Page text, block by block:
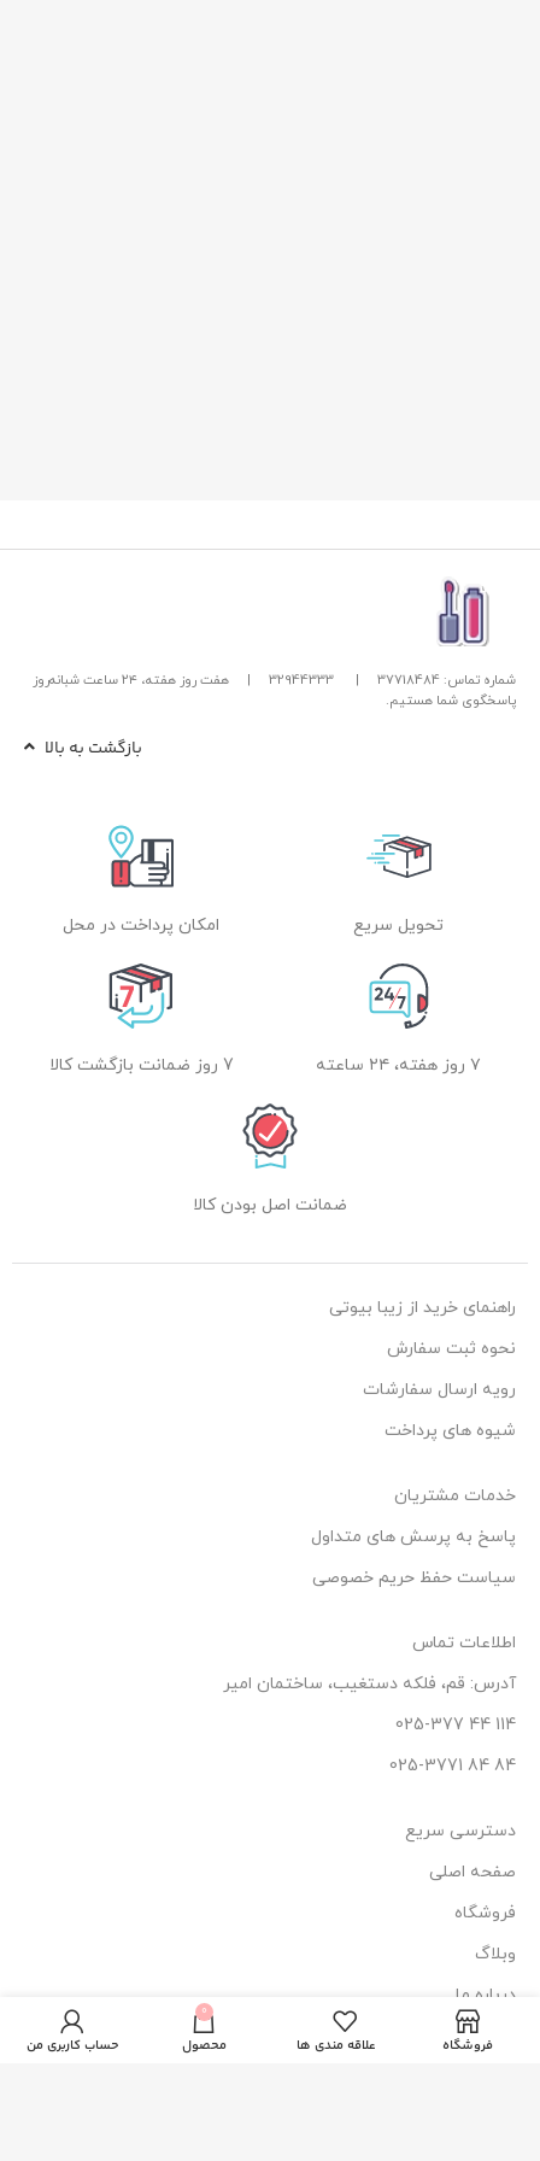
شماره تماس: 37718484 |
32944333
|
هفت روز هفته، ۲۴ ساعت شبانه‌روز
پاسخگوی شما هستیم.
بازگشت به بالا
تحویل سریع امکان پرداخت در محل
۷ روز هفته، ۲۴ ساعته 7 روز ضمانت بازگشت کالا
ضمانت اصل بودن کالا
راهنمای خرید از زیبا بیوتی
نحوه ثبت سفارش
رویه ارسال سفارشات
شیوه های پرداخت
خدمات مشتریان
پاسخ به پرسش های متداول
سیاست حفظ حریم خصوصی
اطلاعات تماس
آدرس: قم، فلکه دستغیب، ساختمان امیر
114 44 025-377
84 84 025-3771
دسترسی سریع
صفحه اصلی
فروشگاه
وبلاگ
درباره ما
تماس با ما
کننده نوتروژینا
مدل ضد آکنه
365.000 ناموجود
فروشگاه علاقه مندی ها
0
محصول حساب کاربری من